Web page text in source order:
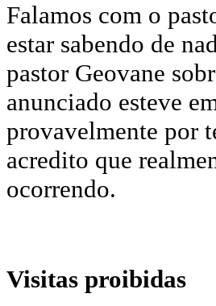
Falamos com o
estar sabendo de
pastor Geovane
anunciado esteve
provavelmente por
acredito que
ocorrendo.
Visitas proibidas